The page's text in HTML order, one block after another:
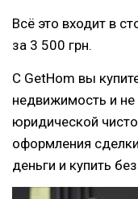
Всё это входит в
за 3 500 грн.
С GetHom вы
недвижимость и не
юридической
оформления
деньги и купить